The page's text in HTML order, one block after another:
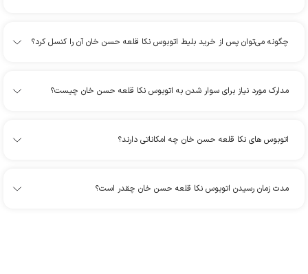
چگونه می‌توان پس از خرید بلیط اتوبوس نکا قلعه حسن خان آن را کنسل کرد؟
مدارک مورد نیاز برای سوار شدن به اتوبوس نکا قلعه حسن خان چیست؟
اتوبوس های نکا قلعه حسن خان چه امکاناتی دارند؟
مدت زمان رسیدن اتوبوس نکا قلعه حسن خان چقدر است؟